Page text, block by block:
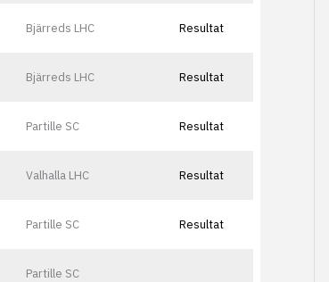
Bjärreds LHC Resultat
Bjärreds LHC Resultat
Partille SC Resultat
Valhalla LHC Resultat
Partille SC Resultat
Partille SC